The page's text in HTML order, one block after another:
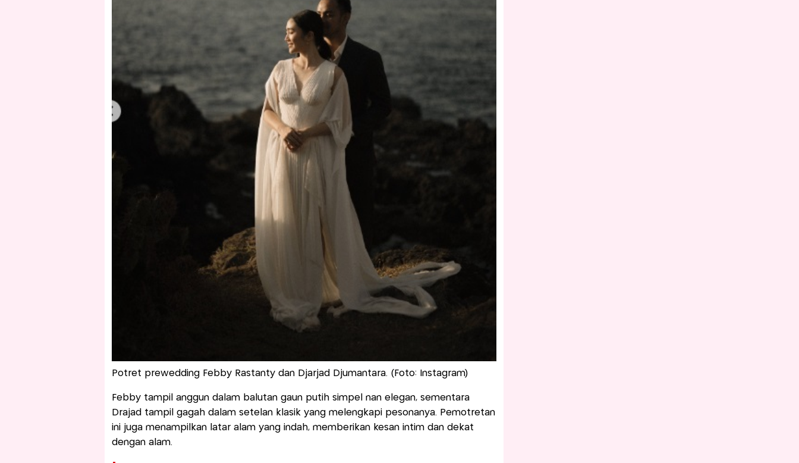
Potret prewedding Febby Rastanty dan Djarjad Djumantara. (Foto: Instagram)
Febby tampil anggun dalam balutan gaun putih simpel nan elegan, sementara
Drajad tampil gagah dalam setelan klasik yang melengkapi pesonanya. Pemotretan
ini juga menampilkan latar alam yang indah, memberikan kesan intim dan dekat
dengan alam.